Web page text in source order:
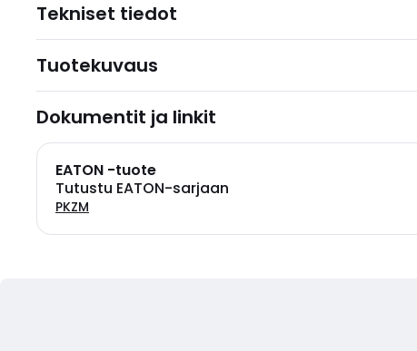
Tekniset tiedot
Tuotekuvaus
Dokumentit ja linkit
EATON -tuote
Tutustu EATON-sarjaan
PKZM